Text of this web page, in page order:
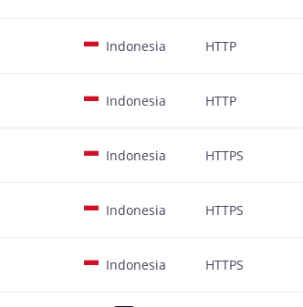
Indonesia HTTP
Indonesia HTTP
Indonesia HTTPS
Indonesia HTTPS
Indonesia HTTPS